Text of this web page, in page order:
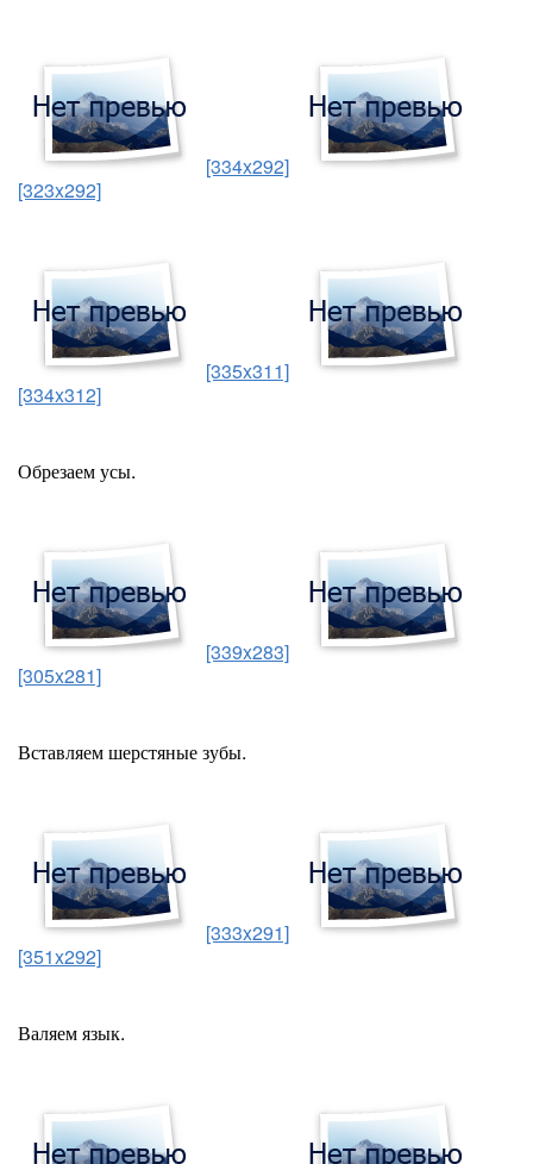
[334x292]
[323x292]
[335x311]
[334x312]
Обрезаем усы.
[339x283]
[305x281]
Вставляем шерстяные зубы.
[333x291]
[351x292]
Валяем язык.